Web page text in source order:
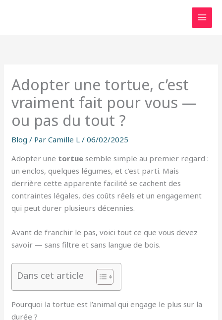
Adopter une tortue, c’est
vraiment fait pour vous —
ou pas du tout ?
Blog / ParCamille L/06/02/2025
Adopter une tortue semble simple au premier regard :
un enclos, quelques légumes, et c’est parti. Mais
derrière cette apparente facilité se cachent des
contraintes légales, des coûts réels et un engagement
qui peut durer plusieurs décennies.
Avant de franchir le pas, voici tout ce que vous devez
savoir — sans filtre et sans langue de bois.
Dans cet article
Pourquoi la tortue est l’animal qui engage le plus sur la
durée ?